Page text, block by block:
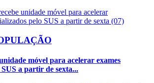
móvel para acelerar exames
SUS a partir de sexta...